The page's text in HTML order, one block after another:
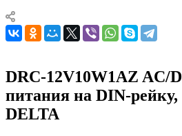
DRC-12V10W1AZ AC/
питания на DIN-рейку,
DELTA